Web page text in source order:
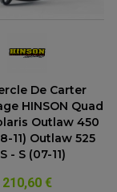
De Carter
HINSON Quad
Outlaw 450
11) Outlaw 525
- S (07-11)
210,60 €